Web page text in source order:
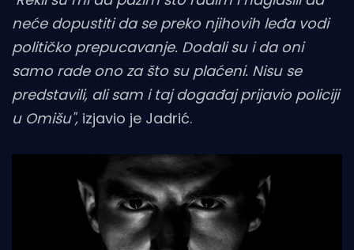
neće dopustiti da se preko njihovih leđa vodi
političko prepucavanje. Dodali su i da oni
samo rade ono za što su plaćeni. Nisu se
predstavili, ali sam i taj događaj prijavio policiji
u Omišu", izjavio je Jadrić.